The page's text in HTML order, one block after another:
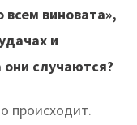
виновата»,
и
случаются?
происходит.